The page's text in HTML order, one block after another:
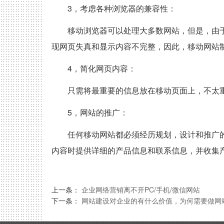
上一条： 企业网络营销离不开PC/手机/微信网站
下一条： 网站建设对企业的有什么价值，为何需要做网